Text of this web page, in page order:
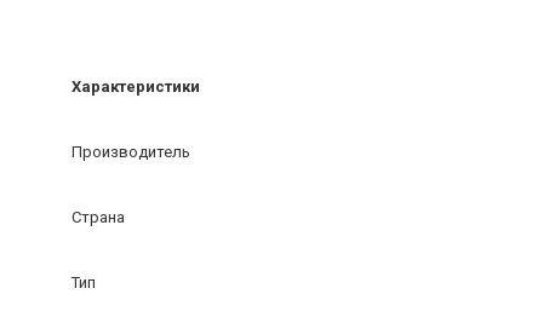
Характеристики
Производитель
Страна
Тип